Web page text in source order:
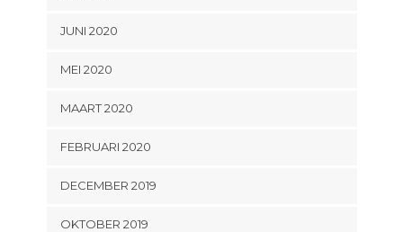
JUNI 2020
MEI 2020
MAART 2020
FEBRUARI 2020
DECEMBER 2019
OKTOBER 2019